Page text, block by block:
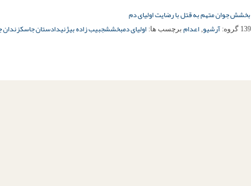
بخشش جوان متهم به قتل با رضایت اولیای دم
گروه: آرشیو, اعدام برچسب ها: اولیای دمبخششجبیب زاده بیژنیدادستان جاسک